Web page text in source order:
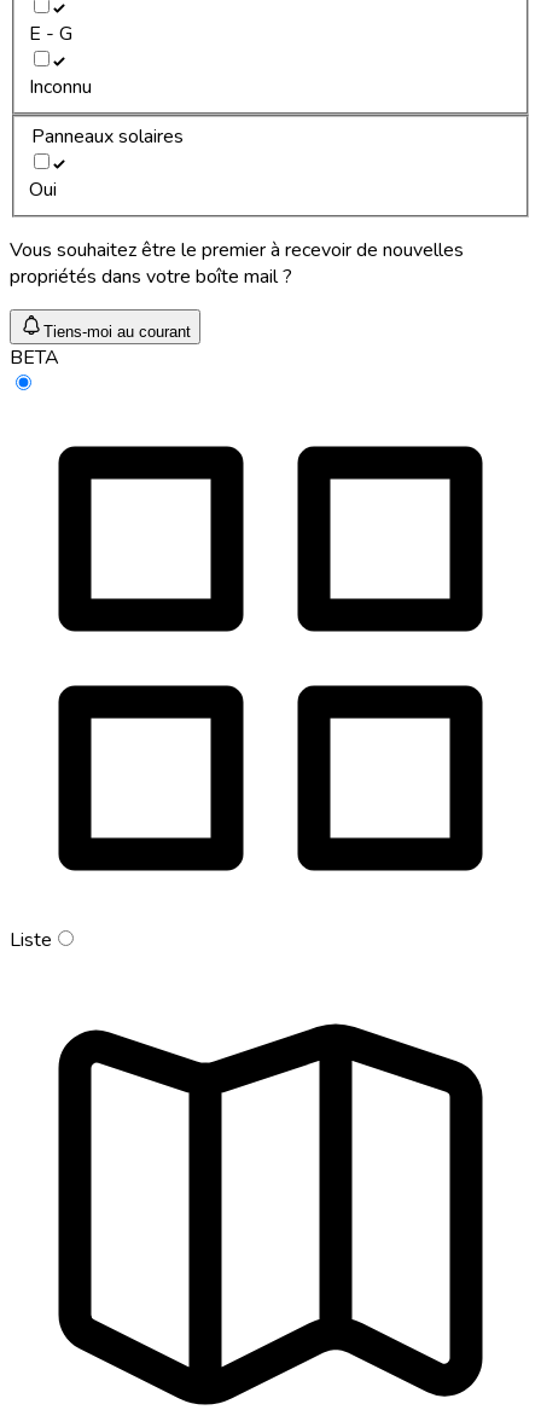
E - G
Inconnu
Panneaux solaires
Oui
Vous souhaitez être le premier à recevoir de nouvelles
propriétés dans votre boîte mail ?
Tiens-moi au courant
BETA
Liste